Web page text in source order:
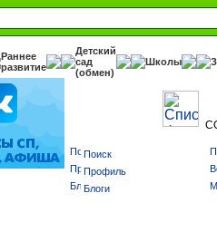
Раннее
развитие
Детский
сад
(обмен)
Школы
Поиск
Профиль
Блоги